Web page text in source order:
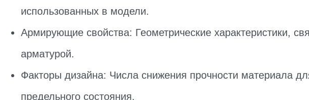
использованных в модели.
Армирующие свойства: Геометрические характеристики,
арматурой.
Факторы дизайна: Числа снижения прочности материала
предельного состояния.